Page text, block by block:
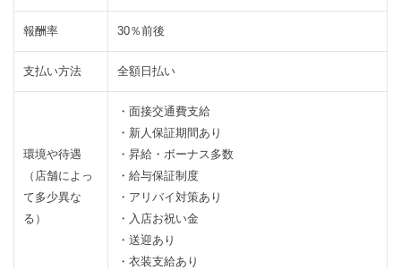
2.3 全店で
チャッ
トレデ
ィの満
報酬率 30％前後
支払い方法 全額日払い
環境や待遇
（店舗によっ
て多少異な
る）
・面接交通費支給
・新人保証期間あり
・昇給・ボーナス多数
・給与保証制度
・アリバイ対策あり
・入店お祝い金
・送迎あり
・衣装支給あり